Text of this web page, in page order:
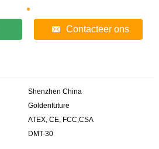
Contacteer ons
Shenzhen China
Goldenfuture
ATEX, CE, FCC,CSA
DMT-30